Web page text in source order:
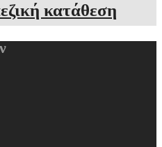
κατάθεση